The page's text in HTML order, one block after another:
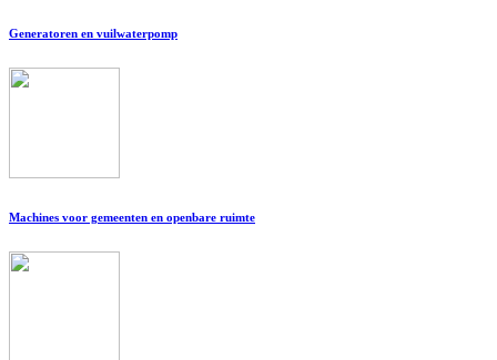
Generatoren en vuilwaterpomp
Machines voor gemeenten en openbare ruimte